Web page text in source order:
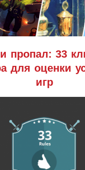
пропал: 33
для оценки
игр